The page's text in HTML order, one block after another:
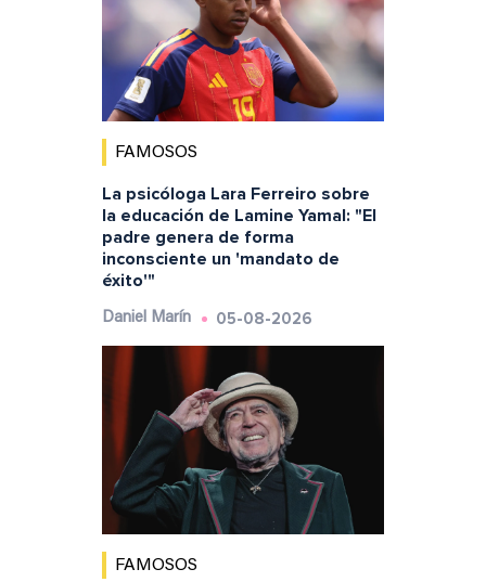
FAMOSOS
La psicóloga Lara Ferreiro sobre
la educación de Lamine Yamal: "El
padre genera de forma
inconsciente un 'mandato de
éxito'"
Daniel Marín 05-08-2026
FAMOSOS